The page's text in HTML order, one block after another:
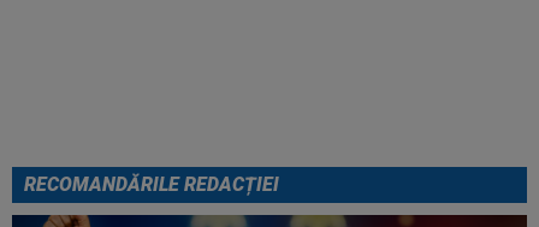
RECOMANDĂRILE REDACȚIEI